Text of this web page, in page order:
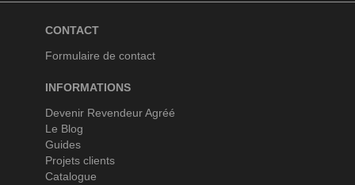
CONTACT
Formulaire de contact
INFORMATIONS
Devenir Revendeur Agréé
Le Blog
Guides
Projets clients
Catalogue